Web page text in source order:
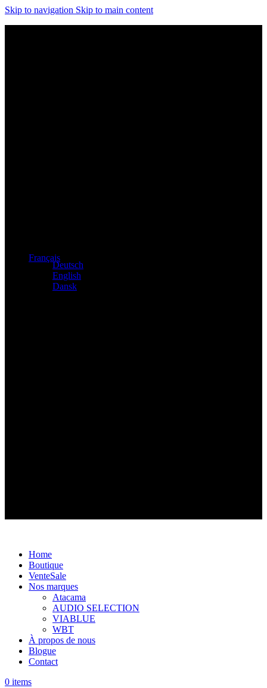
Skip to navigation Skip to main content
Français
Deutsch
English
Dansk
Home
Boutique
VenteSale
Nos marques
Atacama
AUDIO SELECTION
VIABLUE
WBT
À propos de nous
Blogue
Contact
0 items